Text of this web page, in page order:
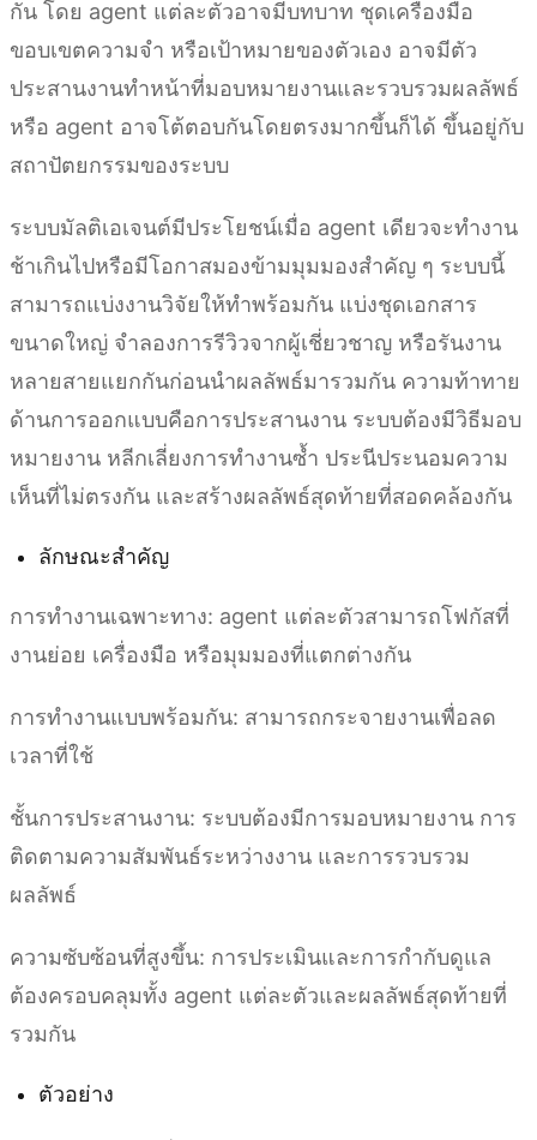
กัน โดย agent แต่ละตัวอาจมีบทบาท ชุดเครื่องมือ
ขอบเขตความจำ หรือเป้าหมายของตัวเอง อาจมีตัว
ประสานงานทำหน้าที่มอบหมายงานและรวบรวมผลลัพธ์
หรือ agent อาจโต้ตอบกันโดยตรงมากขึ้นก็ได้ ขึ้นอยู่กับ
สถาปัตยกรรมของระบบ
ระบบมัลติเอเจนต์มีประโยชน์เมื่อ agent เดียวจะทำงาน
ช้าเกินไปหรือมีโอกาสมองข้ามมุมมองสำคัญ ๆ ระบบนี้
สามารถแบ่งงานวิจัยให้ทำพร้อมกัน แบ่งชุดเอกสาร
ขนาดใหญ่ จำลองการรีวิวจากผู้เชี่ยวชาญ หรือรันงาน
หลายสายแยกกันก่อนนำผลลัพธ์มารวมกัน ความท้าทาย
ด้านการออกแบบคือการประสานงาน ระบบต้องมีวิธีมอบ
หมายงาน หลีกเลี่ยงการทำงานซ้ำ ประนีประนอมความ
เห็นที่ไม่ตรงกัน และสร้างผลลัพธ์สุดท้ายที่สอดคล้องกัน
ลักษณะสำคัญ
การทำงานเฉพาะทาง: agent แต่ละตัวสามารถโฟกัสที่
งานย่อย เครื่องมือ หรือมุมมองที่แตกต่างกัน
การทำงานแบบพร้อมกัน: สามารถกระจายงานเพื่อลด
เวลาที่ใช้
ชั้นการประสานงาน: ระบบต้องมีการมอบหมายงาน การ
ติดตามความสัมพันธ์ระหว่างงาน และการรวบรวม
ผลลัพธ์
ความซับซ้อนที่สูงขึ้น: การประเมินและการกำกับดูแล
ต้องครอบคลุมทั้ง agent แต่ละตัวและผลลัพธ์สุดท้ายที่
รวมกัน
ตัวอย่าง